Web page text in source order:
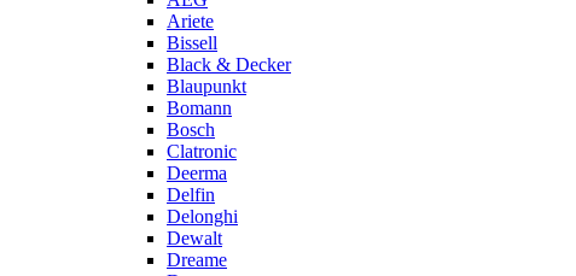
Ariete
Bissell
Black & Decker
Blaupunkt
Bomann
Bosch
Clatronic
Deerma
Delfin
Delonghi
Dewalt
Dreame